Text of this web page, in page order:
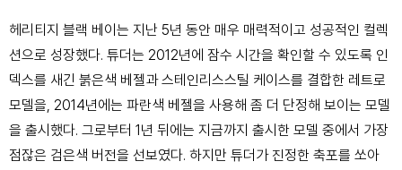
​헤리티지 블랙 베이는 지난 5년 동안 매우 매력적이고 성공적인 컬렉
션으로 성장했다. 튜더는 2012년에 잠수 시간을 확인할 수 있도록 인
덱스를 새긴 붉은색 베젤과 스테인리스스틸 케이스를 결합한 레트로
모델을, 2014년에는 파란색 베젤을 사용해 좀 더 단정해 보이는 모델
을 출시했다. 그로부터 1년 뒤에는 지금까지 출시한 모델 중에서 가장
점잖은 검은색 버전을 선보였다. 하지만 튜더가 진정한 축포를 쏘아